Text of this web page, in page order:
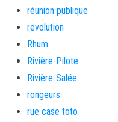
réunion publique
revolution
Rhum
Rivière-Pilote
Rivière-Salée
rongeurs
rue case toto